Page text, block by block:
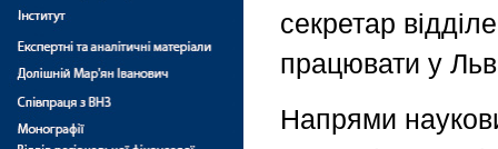
секретар
працювати у
Напрями